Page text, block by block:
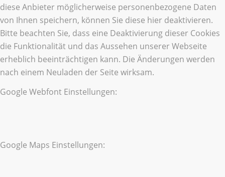
diese Anbieter möglicherweise personenbezogene Daten
von Ihnen speichern, können Sie diese hier deaktivieren.
Bitte beachten Sie, dass eine Deaktivierung dieser Cookies
die Funktionalität und das Aussehen unserer Webseite
erheblich beeinträchtigen kann. Die Änderungen werden
nach einem Neuladen der Seite wirksam.
Google Webfont Einstellungen:
Google Maps Einstellungen: